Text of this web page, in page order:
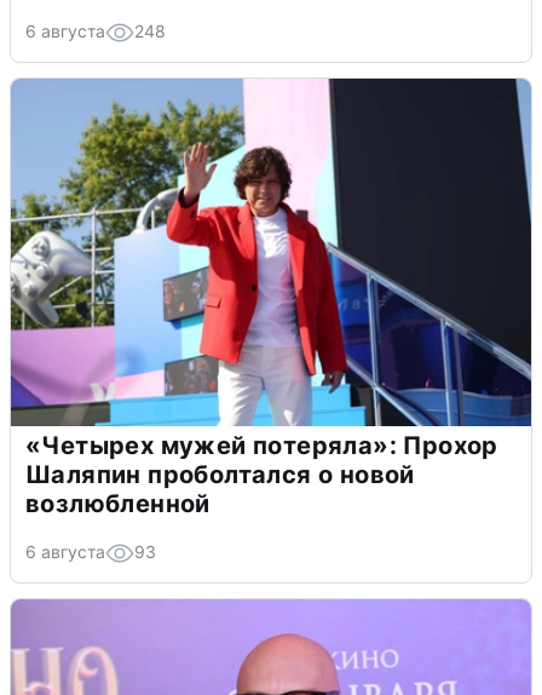
6 августа 248
«Четырех мужей потеряла»: Прохор
Шаляпин проболтался о новой
возлюбленной
6 августа 93